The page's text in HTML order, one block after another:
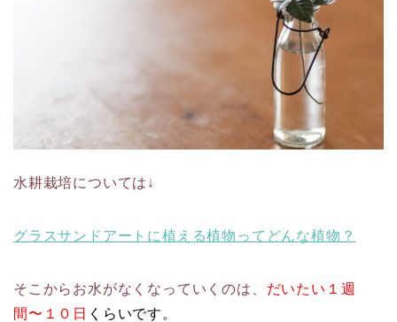
水耕栽培については↓
グラスサンドアートに植える植物ってどんな植物？
そこからお水がなくなっていくのは、 だいたい１週
間〜１０日 くらいです。